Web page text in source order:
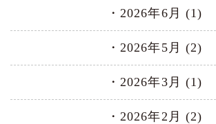
2026年6月 (1)
2026年5月 (2)
2026年3月 (1)
2026年2月 (2)